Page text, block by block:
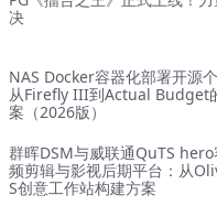
决
NAS Docker容器化部署开源
从Firefly III到Actual Budget
案（2026版）
群晖DSM与威联通QuTS
频剪辑与影视后期平台：从
S创意工作站构建方案